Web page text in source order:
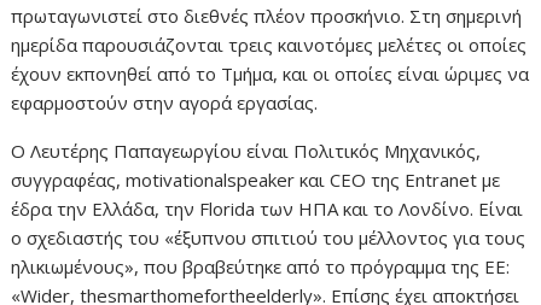
πρωταγωνιστεί στο διεθνές πλέον προσκήνιο. Στη σημερινή
ημερίδα παρουσιάζονται τρεις καινοτόμες μελέτες οι οποίες
έχουν εκπονηθεί από το Τμήμα, και οι οποίες είναι ώριμες να
εφαρμοστούν στην αγορά εργασίας.
Ο Λευτέρης Παπαγεωργίου είναι Πολιτικός Μηχανικός,
συγγραφέας, motivationalspeaker και CEO της Entranet με
έδρα την Ελλάδα, την Florida των ΗΠΑ και το Λονδίνο. Είναι
ο σχεδιαστής του «έξυπνου σπιτιού του μέλλοντος για τους
ηλικιωμένους», που βραβεύτηκε από το πρόγραμμα της ΕΕ:
«Wider, thesmarthomefortheelderly». Επίσης έχει αποκτήσει